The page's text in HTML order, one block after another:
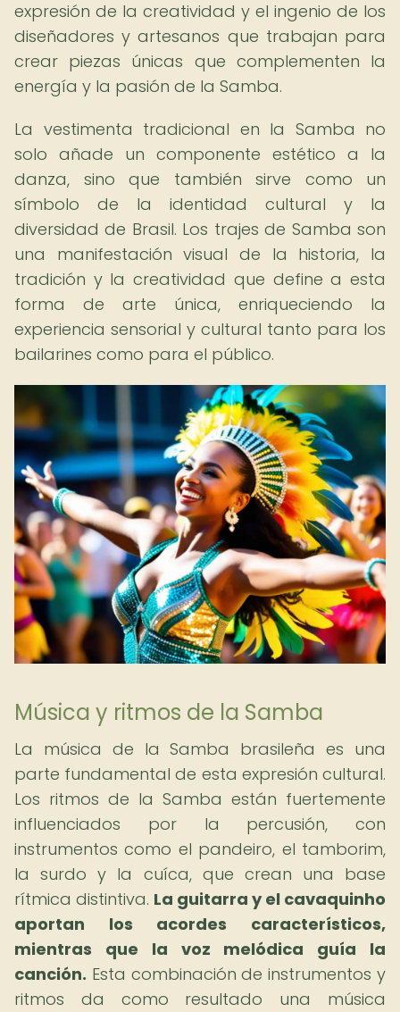
expresión de la creatividad y el ingenio de los
diseñadores y artesanos que trabajan para
crear piezas únicas que complementen la
energía y la pasión de la Samba.
La vestimenta tradicional en la Samba no
solo añade un componente estético a la
danza, sino que también sirve como un
símbolo de la identidad cultural y la
diversidad de Brasil. Los trajes de Samba son
una manifestación visual de la historia, la
tradición y la creatividad que define a esta
forma de arte única, enriqueciendo la
experiencia sensorial y cultural tanto para los
bailarines como para el público.
Música y ritmos de la Samba
La música de la Samba brasileña es una
parte fundamental de esta expresión cultural.
Los ritmos de la Samba están fuertemente
influenciados por la percusión, con
instrumentos como el pandeiro, el tamborim,
la surdo y la cuíca, que crean una base
rítmica distintiva. La guitarra y el cavaquinho
aportan los acordes característicos,
mientras que la voz melódica guía la
canción. Esta combinación de instrumentos y
ritmos da como resultado una música